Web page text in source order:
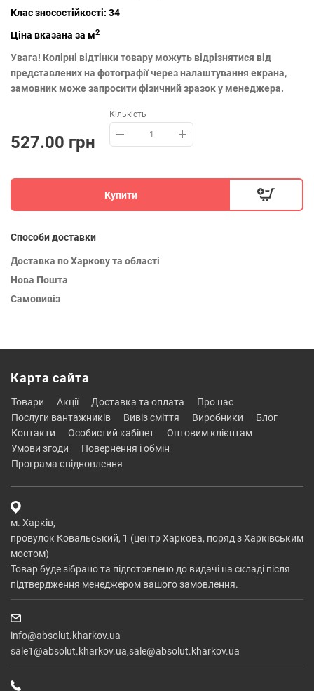
Клас зносостійкості: 34
Ціна вказана за м2
Увага! Колірні відтінки товару можуть відрізнятися від
представлених на фотографії через налаштування екрана,
замовник може запросити фізичний зразок у менеджера.
527.00 грн
Кількість
Купити
Способи доставки
Доставка по Харкову та області
Нова Пошта
Самовивіз
Карта сайта
товари акції доставка та оплата
про нас
послуги вантажників
вивіз сміття виробники
блог
контакти
особистий кабінет
оптовим клієнтам
умови згоди
повернення і обмін
програма євідновлення
м. Харків,
провулок Ковальський, 1 (центр Харкова, поряд з Харківським
мостом)
Товар буде зібрано та підготовлено до видачі на складі після
підтвердження менеджером вашого замовлення.
info@absolut.kharkov.ua
sale1@absolut.kharkov.ua,sale@absolut.kharkov.ua